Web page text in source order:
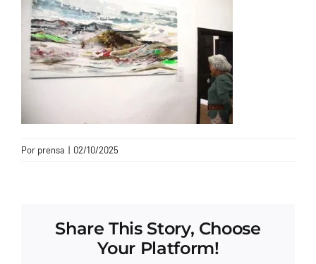
CONTACTO
Por prensa | 02/10/2025
Share This Story, Choose
Your Platform!